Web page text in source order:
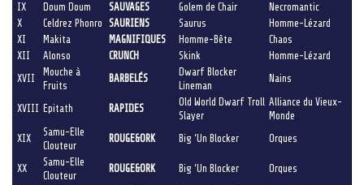
IX
Doum Doum SAUVAGES Golem de Chair
Necromantic
X
Celdrez Phonro SAURIENS Saurus
Homme-Lézard
XI
Makita MAGNIFIQUES Homme-Bête
Chaos
XII
Alonso CRUNCH Skink
Homme-Lézard
XVII
Mouche à
Fruits
BARBELÉS
Dwarf Blocker
Lineman
Nains
XVIII Epitath RAPIDES
Old World Dwarf Troll
Slayer
Alliance du Vieux-
Monde
XIX
Samu-Elle
Clouteur
ROUGE&ORK Big ‘Un Blocker Orques
XX
Samu-Elle
Clouteur
ROUGE&ORK Big ‘Un Blocker
Orques